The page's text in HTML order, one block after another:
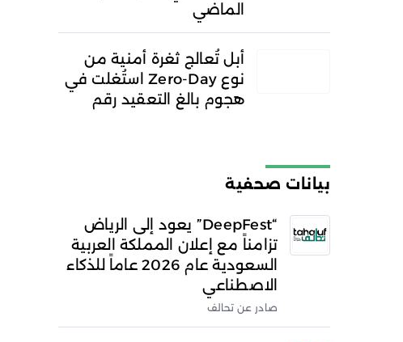
الماضي
أبل تُعالج ثغرة أمنية من
نوع Zero-Day استُغلت في
هجوم بالغ التعقيد رقم
بيانات صحفية
“DeepFest” يعود إلى الرياض
تزامناً مع إعلان المملكة العربية
السعودية عام 2026 عاماً للذكاء
الاصطناعي
صادر عن تحالف